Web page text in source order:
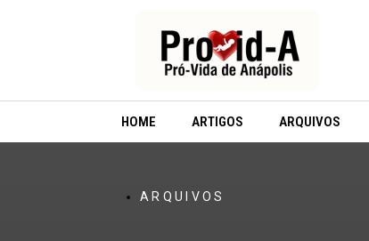
HOME ARTIGOS ARQUIVOS
ARQUIVOS